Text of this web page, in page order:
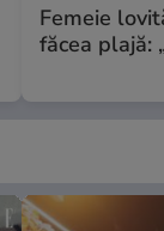
Femeie
făcea plajă: